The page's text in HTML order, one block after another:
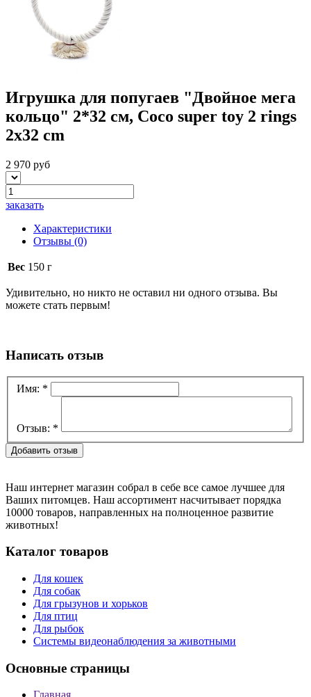
Игрушка для попугаев "Двойное мега
кольцо" 2*32 см, Coco super toy 2 rings
2x32 cm
2 970 руб
заказать
Характеристики
Отзывы (0)
Вес 150 г
Удивительно, но никто не оставил ни одного отзыва. Вы
можете стать первым!
Написать отзыв
Имя: *
Отзыв: *
Наш интернет магазин собрал в себе все самое лучшее для
Ваших питомцев. Наш ассортимент насчитывает порядка
10000 товаров, направленных на полноценное развитие
животных!
Каталог товаров
Для кошек
Для собак
Для грызунов и хорьков
Для птиц
Для рыбок
Cистемы видеонаблюдения за животными
Основные страницы